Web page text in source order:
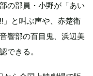
の部員・小野が「あい
」と叫ぶ声や、赤楚衛
響部の百目鬼、浜辺美
できる。